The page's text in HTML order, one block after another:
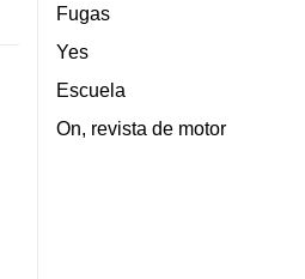
Fugas
Yes
Escuela
On, revista de motor